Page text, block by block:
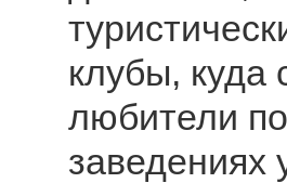
клубы, куда
любители
заведениях